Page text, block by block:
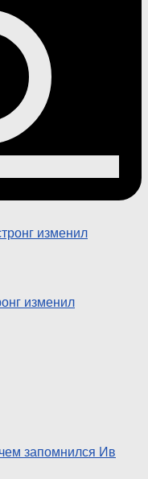
изменил
запомнился Ив